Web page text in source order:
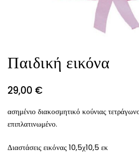
Παιδική εικόνα
29,00 €
ασημένιο διακοσμητικό κούνιας
επιπλατινωμένο.
Διαστάσεις εικόνας 10,5χ10,5 εκ